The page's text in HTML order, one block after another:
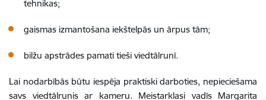
tehnikas;
gaismas izmantošana iekštelpās un ārpus tām;
bilžu apstrādes pamati tieši viedtālrunī.
Lai nodarbībās būtu iespēja praktiski darboties, nepieciešama
savs viedtālrunis ar kameru. Meistarklasi vadīs Margarita